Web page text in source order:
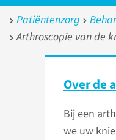
Patiëntenzorg
Arthroscopie van de
Over de
Bij een
we uw